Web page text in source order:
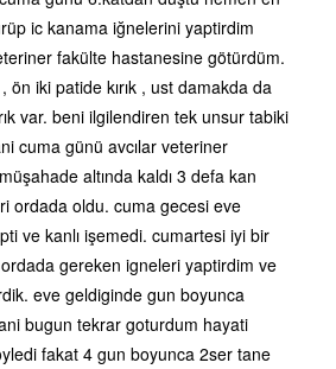
ic kanama iğnelerini yaptirdim
fakülte hastanesine götürdüm.
iki patide kırık , ust damakda da
var. beni ilgilendiren tek unsur tabiki
cuma günü avcılar veteriner
altında kaldı 3 defa kan
ordada oldu. cuma gecesi eve
ve kanlı işemedi. cumartesi iyi bir
gereken igneleri yaptirdim ve
eve geldiginde gun boyunca
bugun tekrar goturdum hayati
fakat 4 gun boyunca 2ser tane